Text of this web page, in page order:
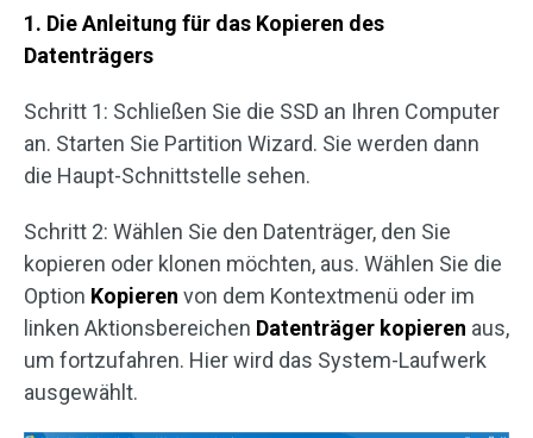
1. Die Anleitung für das Kopieren des
Datenträgers
Schritt 1: Schließen Sie die SSD an Ihren Computer
an. Starten Sie Partition Wizard. Sie werden dann
die Haupt-Schnittstelle sehen.
Schritt 2: Wählen Sie den Datenträger, den Sie
kopieren oder klonen möchten, aus. Wählen Sie die
Option Kopieren von dem Kontextmenü oder im
linken Aktionsbereichen Datenträger kopieren aus,
um fortzufahren. Hier wird das System-Laufwerk
ausgewählt.